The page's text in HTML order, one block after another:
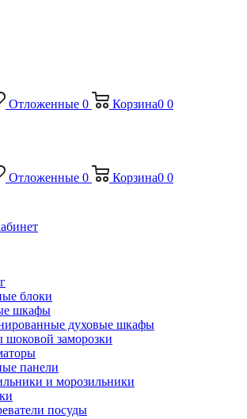
Отложенные 0 Корзина0 0
Отложенные 0 Корзина0 0
блоки
шкафы
духовые шкафы
заморозки
панели
и морозильники
посуды